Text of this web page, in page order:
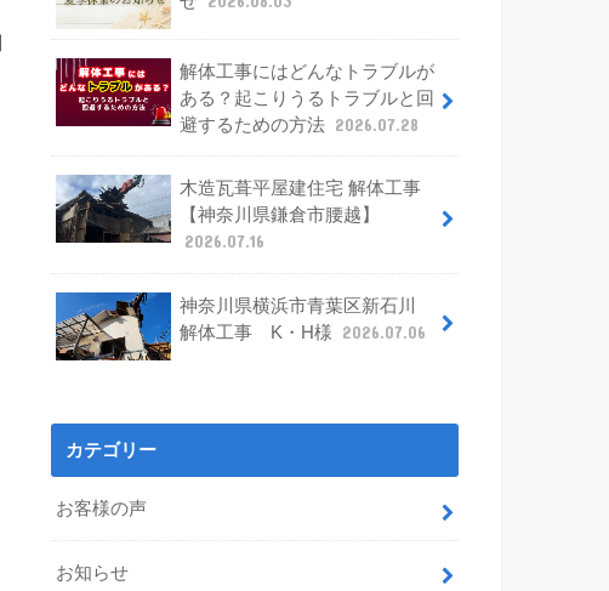
解体工事にはどんなトラブルが
ある？起こりうるトラブルと回
避するための方法 2026.07.28
木造瓦葺平屋建住宅 解体工事
【神奈川県鎌倉市腰越】
2026.07.16
神奈川県横浜市青葉区新石川
解体工事 K・H様
2026.07.06
カテゴリー
お客様の声
お知らせ